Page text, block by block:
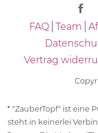
FAQ Team
Vertrag
* "ZauberTopf" ist eine
steht in keinerlei